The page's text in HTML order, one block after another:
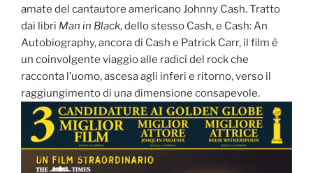
amate del cantautore americano Johnny Cash. Tratto
dai libri Man in Black, dello stesso Cash, e Cash: An
Autobiography, ancora di Cash e Patrick Carr, il film è
un coinvolgente viaggio alle radici del rock che
racconta l’uomo, ascesa agli inferi e ritorno, verso il
raggiungimento di una dimensione consapevole.